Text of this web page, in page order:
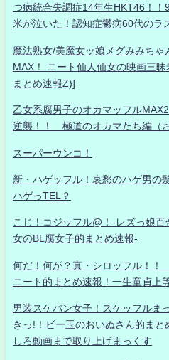
つ病統合失調症14年生HKT46！
米が泣いた！認知症鬱病60代のラ
魔法熟女/美魔女ッ娘メグみみち
MAX！ ニート仙人仙女の映画三
まとめ速報Z)]
乙女系腐男子のオカマッフル
逆襲！！ 極道のオカマたち編（
スーパーウンコ！
新・ハゲッフル！哀愁のハゲ男の
ハゲっTEL？
こじ！コジッフル@！-レズっ娘
女のBL腐女子的まとめ速報-
何だ！何が？真・シロッフル
ニート的まとめ速報！一生童貞上
男装スケバン女子！スケッフルま
きっ!！ビー玉のおいぬさん的ま
しろ動画まで取り上げまっくす